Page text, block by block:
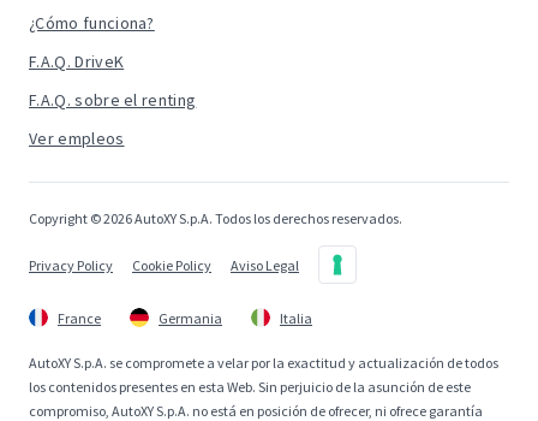
¿Cómo funciona?
F.A.Q. DriveK
F.A.Q. sobre el renting
Ver empleos
Copyright © 2026 AutoXY S.p.A. Todos los derechos reservados.
Privacy Policy Cookie Policy Aviso Legal
France Germania Italia
AutoXY S.p.A. se compromete a velar por la exactitud y actualización de todos
los contenidos presentes en esta Web. Sin perjuicio de la asunción de este
compromiso, AutoXY S.p.A. no está en posición de ofrecer, ni ofrece garantía